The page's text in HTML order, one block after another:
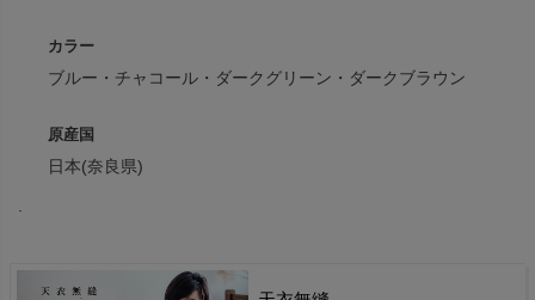
カラー
ブルー・チャコール・ダークグリーン・ダークブラウン
原産国
日本(奈良県)